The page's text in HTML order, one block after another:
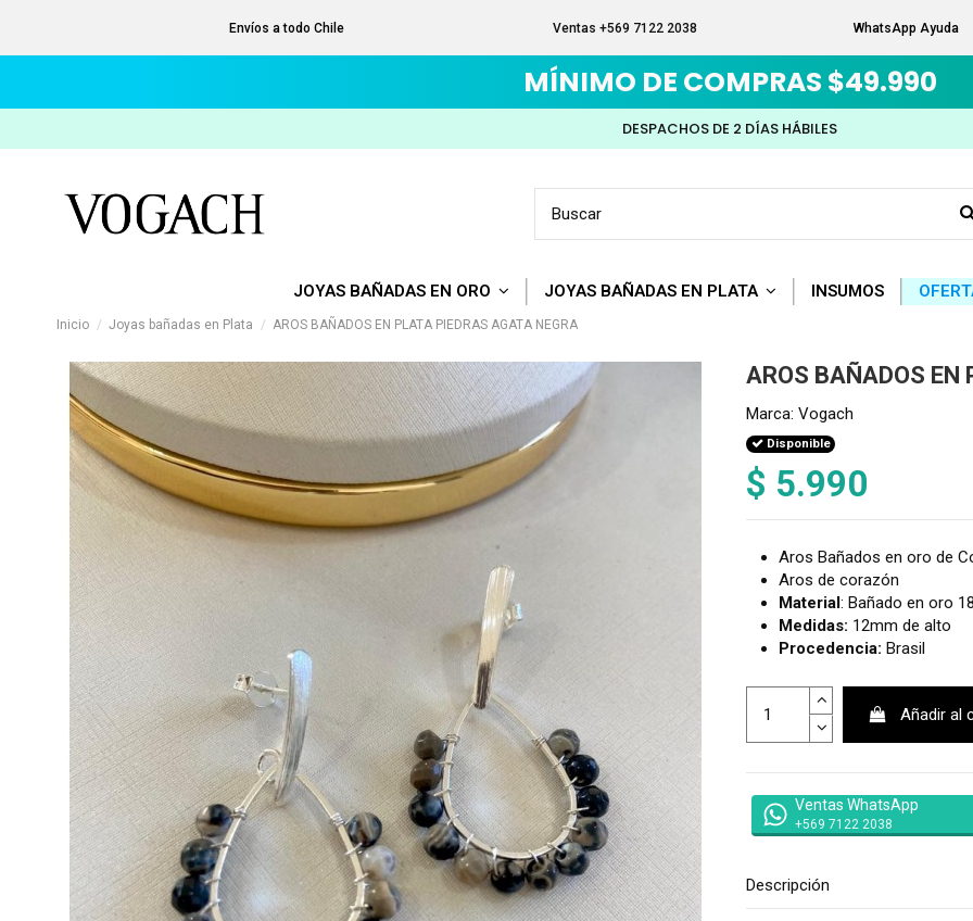
Envíos a todo Chile Ventas +569 7122 2038 WhatsApp Ayuda
MÍNIMO DE COMPRAS $49.990
DESPACHOS DE 2 DÍAS HÁBILES
JOYAS BAÑADAS EN ORO JOYAS BAÑADAS EN PLATA INSUMOS
Inicio Joyas bañadas en Plata AROS BAÑADOS EN PLATA PIEDRAS AGATA NEGRA
AROS BAÑADOS EN
Marca: Vogach
Disponible
$ 5.990
Aros Bañados en oro de
Aros de corazón
Material: Bañado en oro
Medidas: 12mm de alto
Procedencia: Brasil
Añadir al
Ventas WhatsApp
+569 7122 2038
Descripción